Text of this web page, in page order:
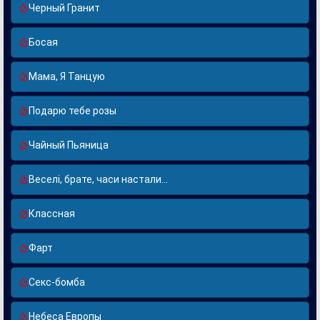
Черный Гранит
Босая
Мама, Я Танцую
Подарю тебе розы
Чайный Пьяница
Веселi, брате, часи настали...
Классная
Фарт
Секс-бомба
Небеса Европы